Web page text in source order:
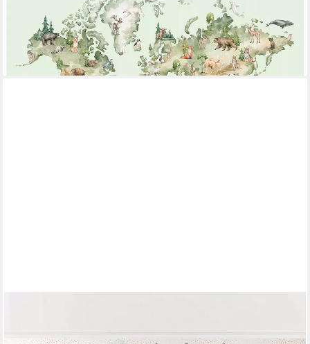
Fototapete Weltkarte strapazierfähig leuchtende Farben
Kinderzimmer 254x184 cm, glatt, 254 x 184 cm
ab 49,99 €
lieferbar - in 4-5 Werktagen bei dir
moderne Wanddeko, Glatt, Matt, (Vliestapete inkl. Kleister oder